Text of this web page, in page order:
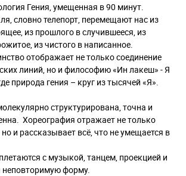
Гения, умещенная в 90 минут.
словно телепорт, перемещают нас из
из прошлого в случившееся, из
из чистого в написанное.
отображает не только соединение
линий, но и философию «Ин лакеш» - Я
природа гения – круг из тысячей «Я».
структурирована, точна и
Хореография отражает не только
и рассказывает всё, что не умещается в
с музыкой, танцем, проекцией и
неповторимую форму.